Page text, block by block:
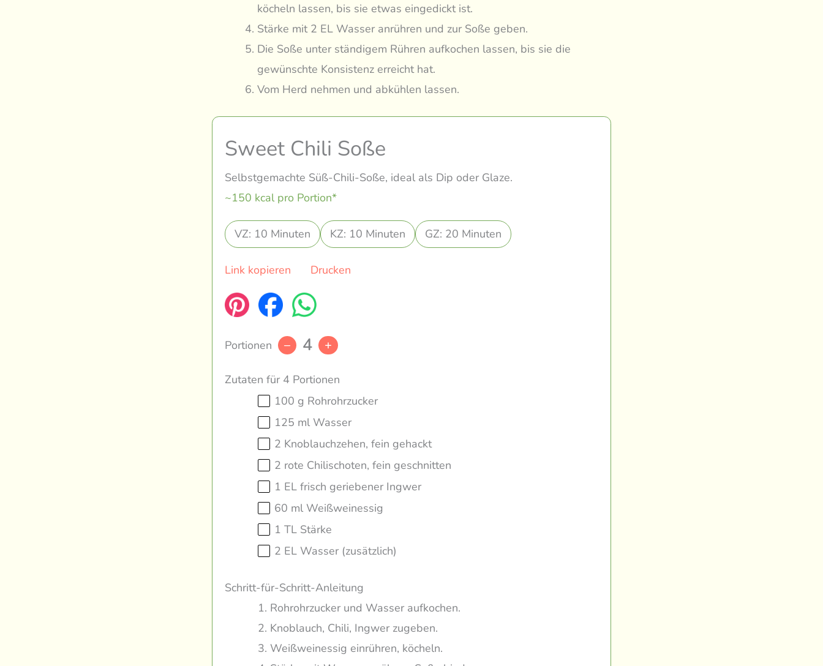
köcheln lassen, bis sie etwas eingedickt ist.
Stärke mit 2 EL Wasser anrühren und zur Soße geben.
Die Soße unter ständigem Rühren aufkochen lassen, bis sie die
gewünschte Konsistenz erreicht hat.
Vom Herd nehmen und abkühlen lassen.
Sweet Chili Soße
Selbstgemachte Süß-Chili-Soße, ideal als Dip oder Glaze.
~150 kcal pro Portion*
VZ: 10 Minuten KZ: 10 Minuten GZ: 20 Minuten
Link kopieren Drucken
Portionen – 4 +
Zutaten für 4 Portionen
100 g Rohrohrzucker
125 ml Wasser
2 Knoblauchzehen, fein gehackt
2 rote Chilischoten, fein geschnitten
1 EL frisch geriebener Ingwer
60 ml Weißweinessig
1 TL Stärke
2 EL Wasser (zusätzlich)
Schritt-für-Schritt-Anleitung
Rohrohrzucker und Wasser aufkochen.
Knoblauch, Chili, Ingwer zugeben.
Weißweinessig einrühren, köcheln.